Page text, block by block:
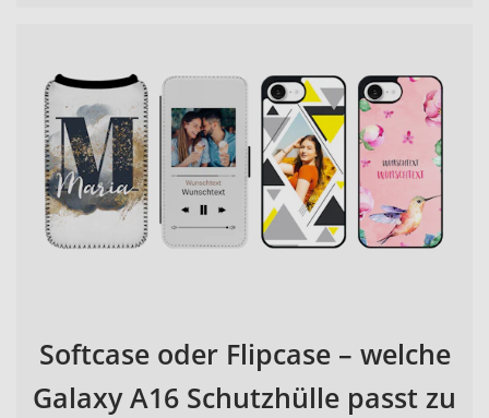
Softcase oder Flipcase – welche
Galaxy A16 Schutzhülle passt zu